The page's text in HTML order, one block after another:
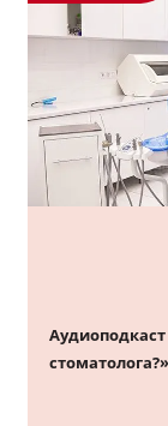
стоматолога?»